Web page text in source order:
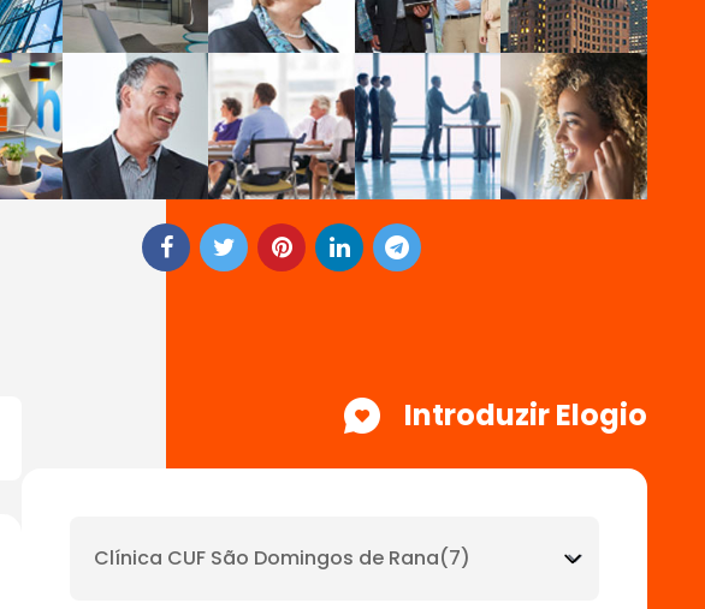
Introduzir Elogio